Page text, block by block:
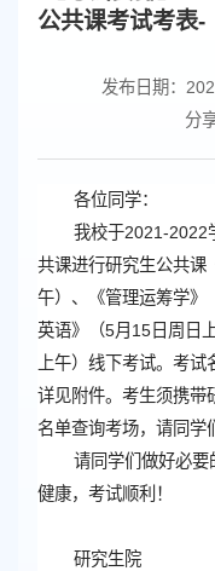
公共课考试考表-
发布日期：
分
各位同学：
我校于2021-2022
共课进行研究生公共课
午）、《管理运筹学》
英语》（5月15日周日
上午）线下考试。 考试
详见附件。 考生须携带
名单查询考场，请同学
请同学们做好必要
健康，考试顺利！
研究生院